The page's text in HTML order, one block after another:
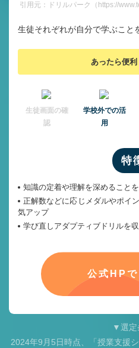
引用元：ドリルパーク（https://
生徒それぞれが自分で学ぶこと
あったら便
⽣徒画⾯の確
認
学校外での活
用
特
知識の定着や理解を深めること
正解数などに応じメダルやポイ
気アップ
学び直しアダプティブドリルを
公式HPで
▼選定
2024年9月5日時点、「授業支援